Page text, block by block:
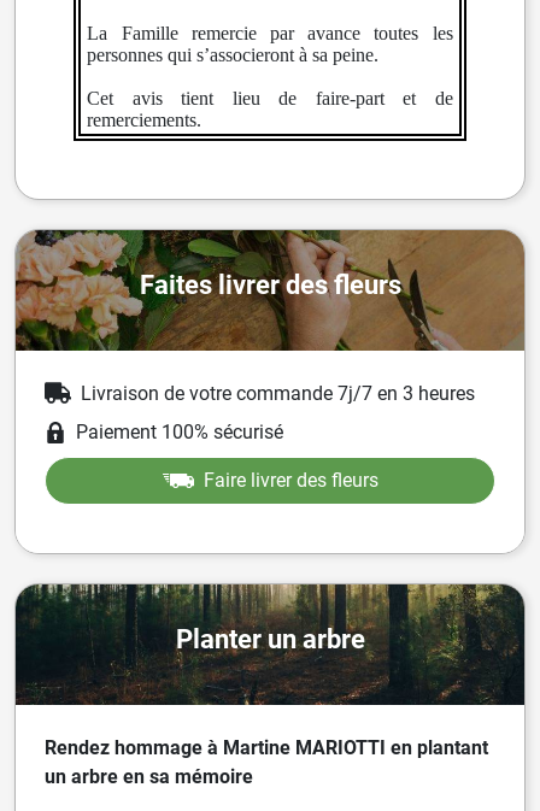
La Famille remercie par avance toutes les
personnes qui s’associeront à sa peine.
Cet avis tient lieu de faire-part et de
remerciements.
Faites livrer des fleurs
Livraison de votre commande 7j/7 en 3 heures
Paiement 100% sécurisé
Faire livrer des fleurs
Planter un arbre
Rendez hommage à Martine MARIOTTI en plantant
un arbre en sa mémoire